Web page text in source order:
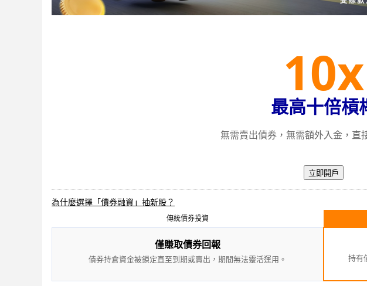
10x
最高十倍槓
無需賣出債券，無需額外入金，直
立即開戶
為什麼選擇「債券融資」抽新股？
傳統債券投資
僅賺取債券回報
債券持倉資金被鎖定直至到期或賣出，期間無法靈活運用。 持有